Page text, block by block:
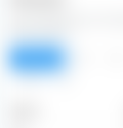
2009